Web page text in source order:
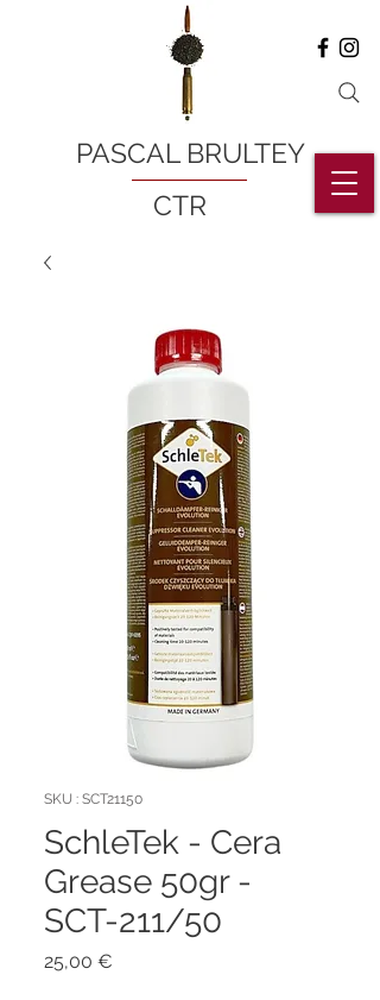
PASCAL BRULTEY
CTR
SKU : SCT21150
SchleTek - Cera
Grease 50gr -
SCT-211/50
25,00 €